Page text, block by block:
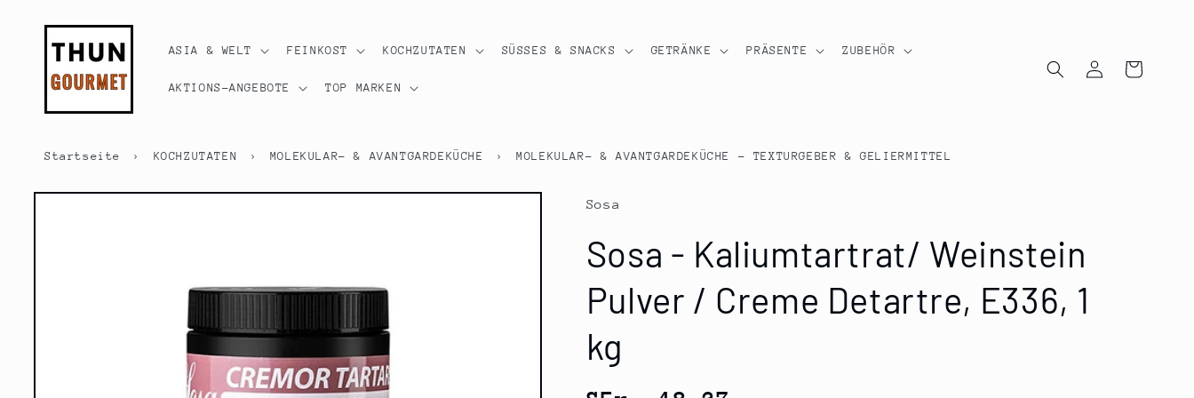
ASIA & WELT FEINKOST KOCHZUTATEN SÜSSES & SNACKS GETRÄNKE PRÄSENTE ZUBEHÖR
AKTIONS-ANGEBOTE TOP MARKEN
EinloggenWarenkorb
Startseite › KOCHZUTATEN › MOLEKULAR- & AVANTGARDEKÜCHE › MOLEKULAR- & AVANTGARDEKÜCHE - TEXTURGEBER & GELIERMITTEL
Sosa
Sosa - Kaliumtartrat/ Weinstein
Pulver / Creme Detartre, E336, 1
kg
Normaler